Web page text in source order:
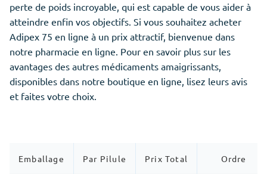
perte de poids incroyable, qui est capable de vous aider à
atteindre enfin vos objectifs. Si vous souhaitez acheter
Adipex 75 en ligne à un prix attractif, bienvenue dans
notre pharmacie en ligne. Pour en savoir plus sur les
avantages des autres médicaments amaigrissants,
disponibles dans notre boutique en ligne, lisez leurs avis
et faites votre choix.
Emballage Par Pilule Prix Total Ordre